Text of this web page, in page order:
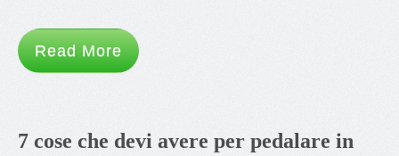
Read More
7 cose che devi avere per pedalare in